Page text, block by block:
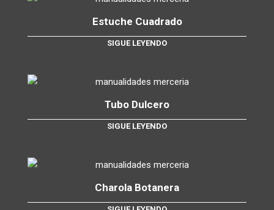
Estuche Cuadrado
SIGUE LEYENDO
Tubo Dulcero
SIGUE LEYENDO
Charola Botanera